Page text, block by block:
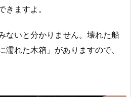
きますよ。
ないと分かりません。壊れた船
れた木箱」がありますので、